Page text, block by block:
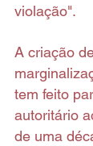
violação".
A criação
tem feito
autoritário
de uma